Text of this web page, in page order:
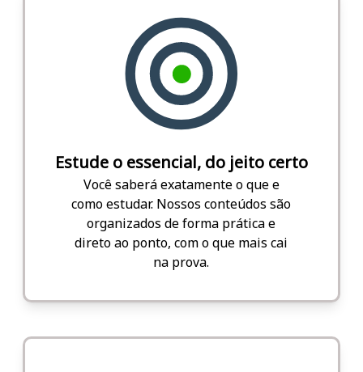
Estude o essencial, do jeito certo
Você saberá exatamente o que e
como estudar. Nossos conteúdos são
organizados de forma prática e
direto ao ponto, com o que mais cai
na prova.